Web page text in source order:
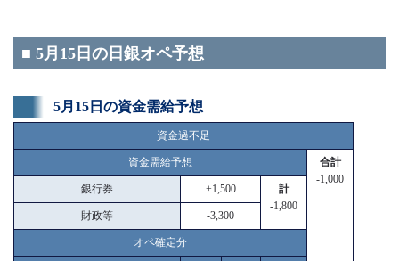
■ 5月15日の日銀オペ予想
5月15日の資金需給予想
資金過不足
資金需給予想
合計
-1,000
銀行券 +1,500
計
-1,800
財政等 -3,300
オペ確定分